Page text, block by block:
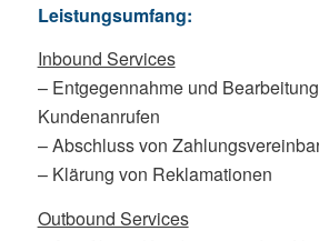
Leistungsumfang:
Inbound Services
– Entgegennahme und
Kundenanrufen
– Abschluss von
– Klärung von Reklamationen
Outbound Services